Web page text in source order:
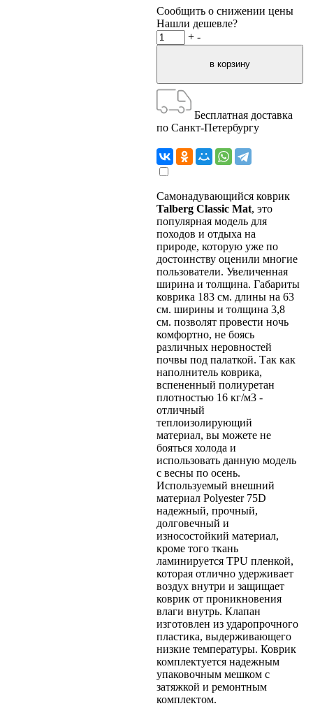
Сообщить о снижении цены
Нашли дешевле?
+ -
Бесплатная доставка
по Санкт-Петербургу
Самонадувающийся коврик
Talberg Classic Mat, это
популярная модель для
походов и отдыха на
природе, которую уже по
достоинству оценили многие
пользователи. Увеличенная
ширина и толщина. Габариты
коврика 183 см. длины на 63
см. ширины и толщина 3,8
см. позволят провести ночь
комфортно, не боясь
различных неровностей
почвы под палаткой. Так как
наполнитель коврика,
вспененный полиуретан
плотностью 16 кг/м3 -
отличный
теплоизолирующий
материал, вы можете не
бояться холода и
использовать данную модель
с весны по осень.
Используемый внешний
материал Polyester 75D
надежный, прочный,
долговечный и
износостойкий материал,
кроме того ткань
ламинируется TPU пленкой,
которая отлично удерживает
воздух внутри и защищает
коврик от проникновения
влаги внутрь. Клапан
изготовлен из ударопрочного
пластика, выдерживающего
низкие температуры. Коврик
комплектуется надежным
упаковочным мешком с
затяжкой и ремонтным
комплектом.